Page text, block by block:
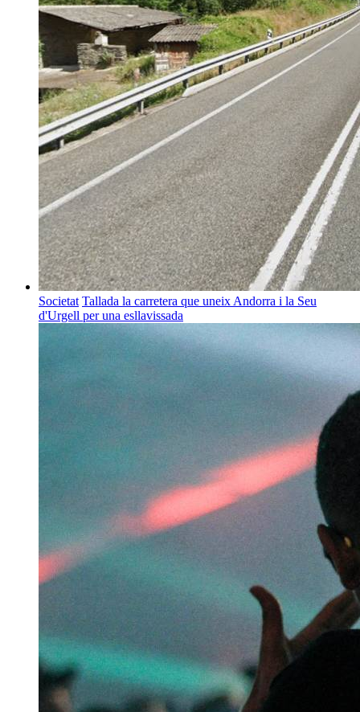
Societat Tallada la carretera que uneix Andorra i la Seu
d'Urgell per una esllavissada